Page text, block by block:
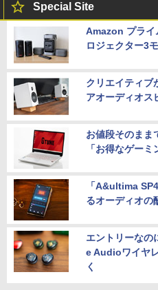
Special Site
Amazon プライ
ロジェクター3
クリエイティブ
アオーディオス
お値段そのまま
「お得なゲーミ
「A&ultima
るオーディオの
エントリーな
e Audioワイヤ
く